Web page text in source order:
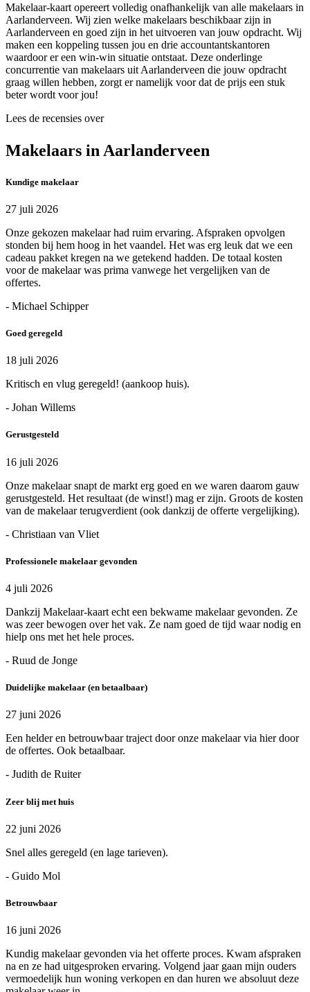
Makelaar-kaart opereert volledig onafhankelijk van alle makelaars in
Aarlanderveen. Wij zien welke makelaars beschikbaar zijn in
Aarlanderveen en goed zijn in het uitvoeren van jouw opdracht. Wij
maken een koppeling tussen jou en drie accountantskantoren
waardoor er een win-win situatie ontstaat. Deze onderlinge
concurrentie van makelaars uit Aarlanderveen die jouw opdracht
graag willen hebben, zorgt er namelijk voor dat de prijs een stuk
beter wordt voor jou!
Lees de recensies over
Makelaars in Aarlanderveen
Kundige makelaar
27 juli 2026
Onze gekozen makelaar had ruim ervaring. Afspraken opvolgen
stonden bij hem hoog in het vaandel. Het was erg leuk dat we een
cadeau pakket kregen na we getekend hadden. De totaal kosten
voor de makelaar was prima vanwege het vergelijken van de
offertes.
- Michael Schipper
Goed geregeld
18 juli 2026
Kritisch en vlug geregeld! (aankoop huis).
- Johan Willems
Gerustgesteld
16 juli 2026
Onze makelaar snapt de markt erg goed en we waren daarom gauw
gerustgesteld. Het resultaat (de winst!) mag er zijn. Groots de kosten
van de makelaar terugverdient (ook dankzij de offerte vergelijking).
- Christiaan van Vliet
Professionele makelaar gevonden
4 juli 2026
Dankzij Makelaar-kaart echt een bekwame makelaar gevonden. Ze
was zeer bewogen over het vak. Ze nam goed de tijd waar nodig en
hielp ons met het hele proces.
- Ruud de Jonge
Duidelijke makelaar (en betaalbaar)
27 juni 2026
Een helder en betrouwbaar traject door onze makelaar via hier door
de offertes. Ook betaalbaar.
- Judith de Ruiter
Zeer blij met huis
22 juni 2026
Snel alles geregeld (en lage tarieven).
- Guido Mol
Betrouwbaar
16 juni 2026
Kundig makelaar gevonden via het offerte proces. Kwam afspraken
na en ze had uitgesproken ervaring. Volgend jaar gaan mijn ouders
vermoedelijk hun woning verkopen en dan huren we absoluut deze